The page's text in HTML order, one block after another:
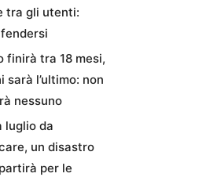
tra gli utenti:
finirà tra 18 mesi,
sarà l’ultimo: non
nessuno
luglio da
un disastro
per le